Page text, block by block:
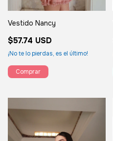
Vestido Nancy
$57.74 USD
¡No te lo pierdas, es el último!
Comprar